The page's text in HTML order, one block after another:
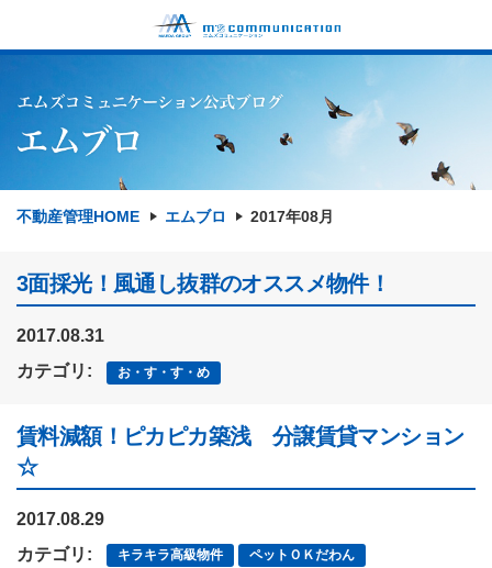
不動産管理HOME エムブロ 2017年08月
3面採光！風通し抜群のオススメ物件！
2017.08.31
カテゴリ:
お・す・す・め
賃料減額！ピカピカ築浅 分譲賃貸マンション
☆
2017.08.29
カテゴリ:
キラキラ高級物件 ペットＯＫだわん